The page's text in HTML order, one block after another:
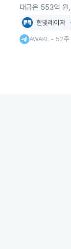
대금은 553억 원
한빛레이저
AWAKE - 52주